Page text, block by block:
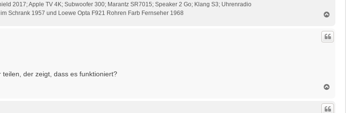
2017; Apple TV 4K; Subwoofer 300; Marantz SR7015; Speaker 2 Go; Klang S3; Uhrenradio
Schrank 1957 und Loewe Opta F921 Rohren Farb Fernseher 1968
c
o
der zeigt, dass es funktioniert?
c